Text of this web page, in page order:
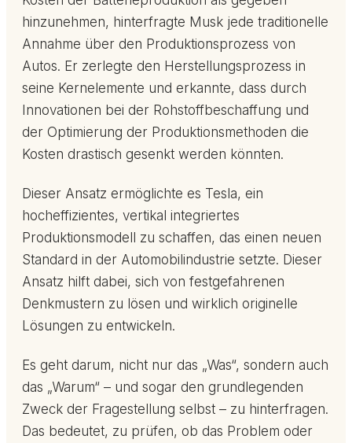
hinzunehmen, hinterfragte Musk jede traditionelle
Annahme über den Produktionsprozess von
Autos. Er zerlegte den Herstellungsprozess in
seine Kernelemente und erkannte, dass durch
Innovationen bei der Rohstoffbeschaffung und
der Optimierung der Produktionsmethoden die
Kosten drastisch gesenkt werden könnten.
Dieser Ansatz ermöglichte es Tesla, ein
hocheffizientes, vertikal integriertes
Produktionsmodell zu schaffen, das einen neuen
Standard in der Automobilindustrie setzte. Dieser
Ansatz hilft dabei, sich von festgefahrenen
Denkmustern zu lösen und wirklich originelle
Lösungen zu entwickeln.
Es geht darum, nicht nur das „Was“, sondern auch
das „Warum“ – und sogar den grundlegenden
Zweck der Fragestellung selbst – zu hinterfragen.
Das bedeutet, zu prüfen, ob das Problem oder